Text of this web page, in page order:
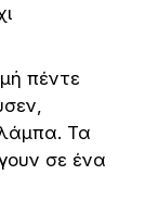
πέντε
Τα
σε ένα